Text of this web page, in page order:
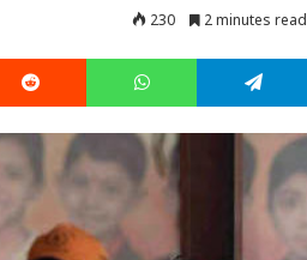
230 2 minutes read
Reddit WhatsApp